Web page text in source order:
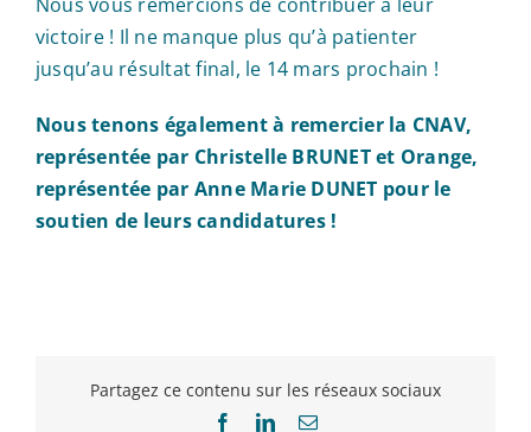
victoire ! Il ne manque plus qu’à patienter
jusqu’au résultat final, le 14 mars prochain !
Nous tenons également à remercier la CNAV,
représentée par Christelle BRUNET et Orange,
représentée par Anne Marie DUNET pour le
soutien de leurs candidatures !
Partagez ce contenu sur les réseaux sociaux
FacebookLinkedInEmail